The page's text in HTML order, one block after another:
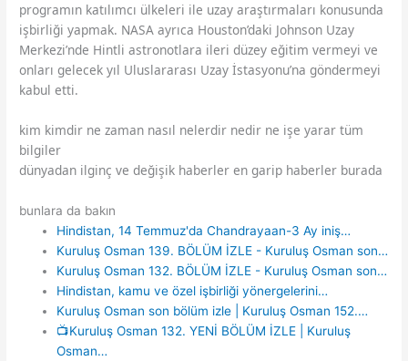
programın katılımcı ülkeleri ile uzay araştırmaları konusunda
işbirliği yapmak. NASA ayrıca Houston’daki Johnson Uzay
Merkezi’nde Hintli astronotlara ileri düzey eğitim vermeyi ve
onları gelecek yıl Uluslararası Uzay İstasyonu’na göndermeyi
kabul etti.
kim kimdir ne zaman nasıl nelerdir nedir ne işe yarar tüm
bilgiler
dünyadan ilginç ve değişik haberler en garip haberler burada
bunlara da bakın
Hindistan, 14 Temmuz'da Chandrayaan-3 Ay iniş…
Kuruluş Osman 139. BÖLÜM İZLE - Kuruluş Osman son…
Kuruluş Osman 132. BÖLÜM İZLE - Kuruluş Osman son…
Hindistan, kamu ve özel işbirliği yönergelerini…
Kuruluş Osman son bölüm izle | Kuruluş Osman 152.…
📺Kuruluş Osman 132. YENİ BÖLÜM İZLE | Kuruluş
Osman…